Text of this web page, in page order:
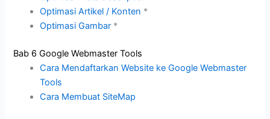
Optimasi Artikel / Konten *
Optimasi Gambar *
Bab 6 Google Webmaster Tools
Cara Mendaftarkan Website ke Google Webmaster
Tools
Cara Membuat SiteMap